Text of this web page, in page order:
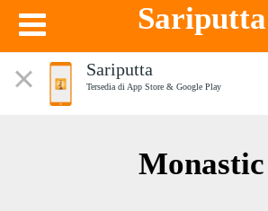
Sariputta
Sariputta
Tersedia di App Store & Google Play
Monastic